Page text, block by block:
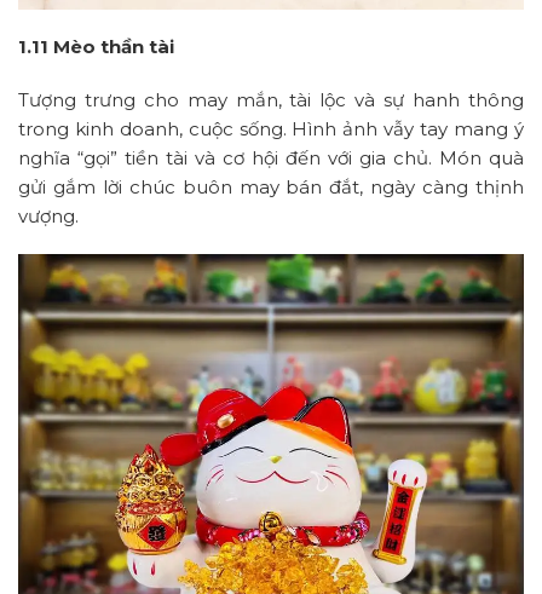
1.11 Mèo thần tài
Tượng trưng cho may mắn, tài lộc và sự hanh thông
trong kinh doanh, cuộc sống. Hình ảnh vẫy tay mang ý
nghĩa “gọi” tiền tài và cơ hội đến với gia chủ. Món quà
gửi gắm lời chúc buôn may bán đắt, ngày càng thịnh
vượng.